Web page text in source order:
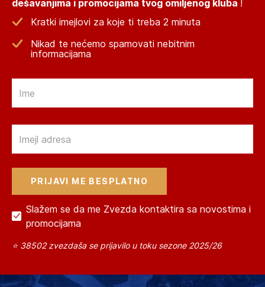
dešavanjima i promocijama tvog omiljenog kluba !
Kratki imejlovi za koje ti treba 2 minuta
Nikad te nećemo spamovati nebitnim
informacijama
Slažem se da me Zvezda kontaktira sa novostima i
promocijama
⭐ 38502 zvezdaša se prijavilo u toku sezone 2025/26